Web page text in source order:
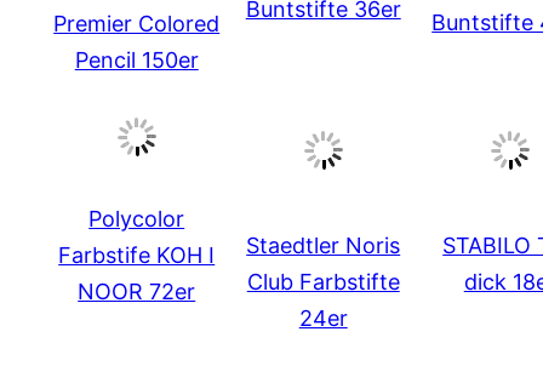
Premier Colored
Pencil 150er
Buntstifte 36er
Buntstifte
Polycolor
Farbstife KOH I
NOOR 72er
Staedtler Noris
Club Farbstifte
24er
STABILO
dick